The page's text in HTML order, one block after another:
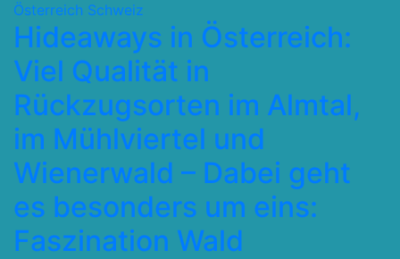
Österreich Schweiz
Hideaways in Österreich:
Viel Qualität in
Rückzugsorten im Almtal,
im Mühlviertel und
Wienerwald – Dabei geht
es besonders um eins:
Faszination Wald